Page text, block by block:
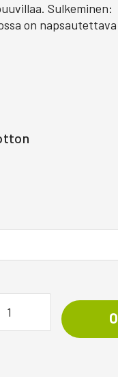
Sulkeminen:
on